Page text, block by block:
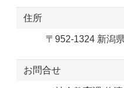
住所
〒952-1324 新潟
お問合せ